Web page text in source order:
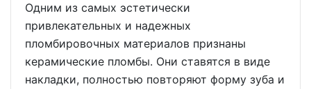
Одним из самых эстетически
привлекательных и надежных
пломбировочных материалов признаны
керамические пломбы. Они ставятся в виде
накладки, полностью повторяют форму зуба и